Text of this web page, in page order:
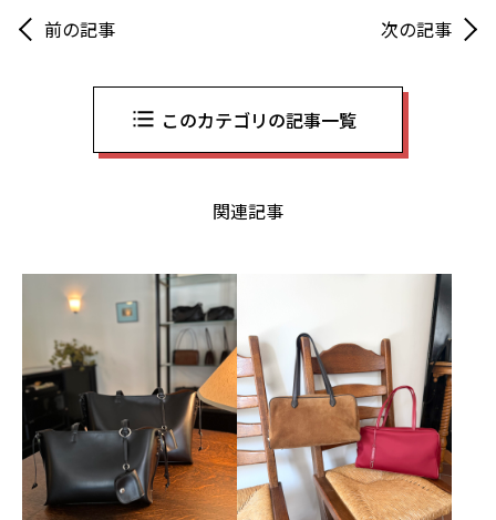
前の記事 次の記事
このカテゴリの記事一覧
関連記事